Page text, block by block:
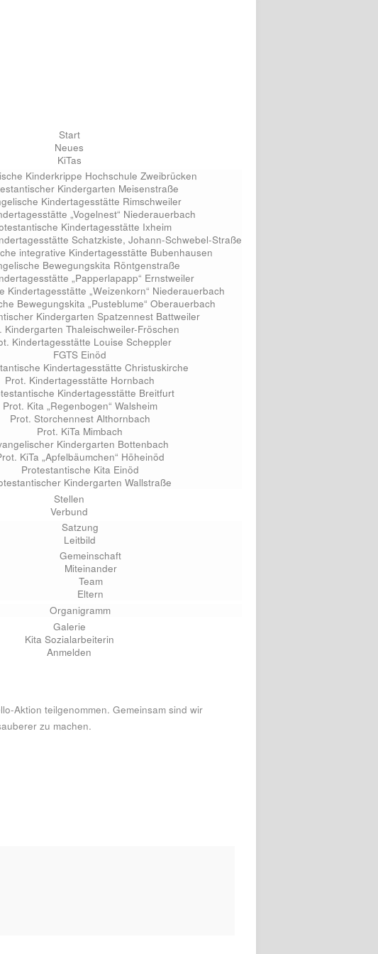
Start
Neues
KiTas
Kinderkrippe Hochschule Zweibrücken
Kindergarten Meisenstraße
Kindertagesstätte Rimschweiler
„Vogelnest“ Niederauerbach
Kindertagesstätte Ixheim
Schatzkiste, Johann-Schwebel-Straße
integrative Kindertagesstätte Bubenhausen
Bewegungskita Röntgenstraße
„Papperlapapp“ Ernstweiler
Kindertagesstätte „Weizenkorn“ Niederauerbach
Bewegungskita „Pusteblume“ Oberauerbach
Kindergarten Spatzennest Battweiler
Kindergarten Thaleischweiler-Fröschen
Kindertagesstätte Louise Scheppler
FGTS Einöd
Kindertagesstätte Christuskirche
Prot. Kindertagesstätte Hornbach
Kindertagesstätte Breitfurt
Prot. Kita „Regenbogen“ Walsheim
Prot. Storchennest Althornbach
Prot. KiTa Mimbach
Kindergarten Bottenbach
KiTa „Apfelbäumchen“ Höheinöd
Protestantische Kita Einöd
Kindergarten Wallstraße
Stellen
Verbund
Satzung
Leitbild
Gemeinschaft
Miteinander
Team
Eltern
Organigramm
Galerie
Kita Sozialarbeiterin
Anmelden
Aktion teilgenommen. Gemeinsam sind wir
zu machen.